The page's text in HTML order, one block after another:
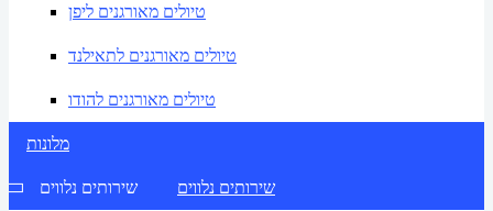
טיולים מאורגנים ליפן
טיולים מאורגנים לתאילנד
טיולים מאורגנים להודו
מלונות
שירותים נלווים שירותים נלווים